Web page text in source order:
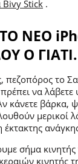
Stick .
ΝΕΟ
Ο ΓΙΑΤΙ.
πεζοπόρος το
να
κάνετε βάρκα,
μερικοί
σήμα